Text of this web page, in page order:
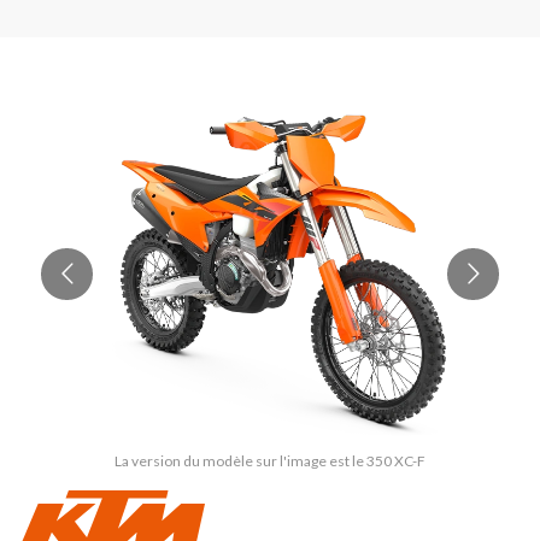
La version du modèle sur l'image est le 350 XC-F